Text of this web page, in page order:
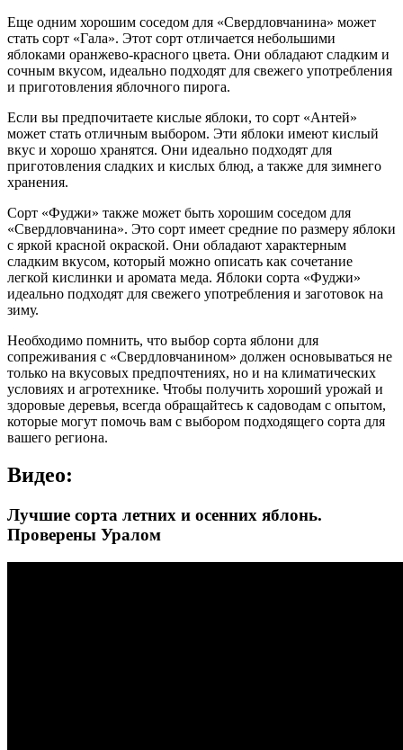
Еще одним хорошим соседом для «Свердловчанина» может
стать сорт «Гала». Этот сорт отличается небольшими
яблоками оранжево-красного цвета. Они обладают сладким и
сочным вкусом, идеально подходят для свежего употребления
и приготовления яблочного пирога.
Если вы предпочитаете кислые яблоки, то сорт «Антей»
может стать отличным выбором. Эти яблоки имеют кислый
вкус и хорошо хранятся. Они идеально подходят для
приготовления сладких и кислых блюд, а также для зимнего
хранения.
Сорт «Фуджи» также может быть хорошим соседом для
«Свердловчанина». Это сорт имеет средние по размеру яблоки
с яркой красной окраской. Они обладают характерным
сладким вкусом, который можно описать как сочетание
легкой кислинки и аромата меда. Яблоки сорта «Фуджи»
идеально подходят для свежего употребления и заготовок на
зиму.
Необходимо помнить, что выбор сорта яблони для
сопреживания с «Свердловчанином» должен основываться не
только на вкусовых предпочтениях, но и на климатических
условиях и агротехнике. Чтобы получить хороший урожай и
здоровые деревья, всегда обращайтесь к садоводам с опытом,
которые могут помочь вам с выбором подходящего сорта для
вашего региона.
Видео:
Лучшие сорта летних и осенних яблонь.
Проверены Уралом